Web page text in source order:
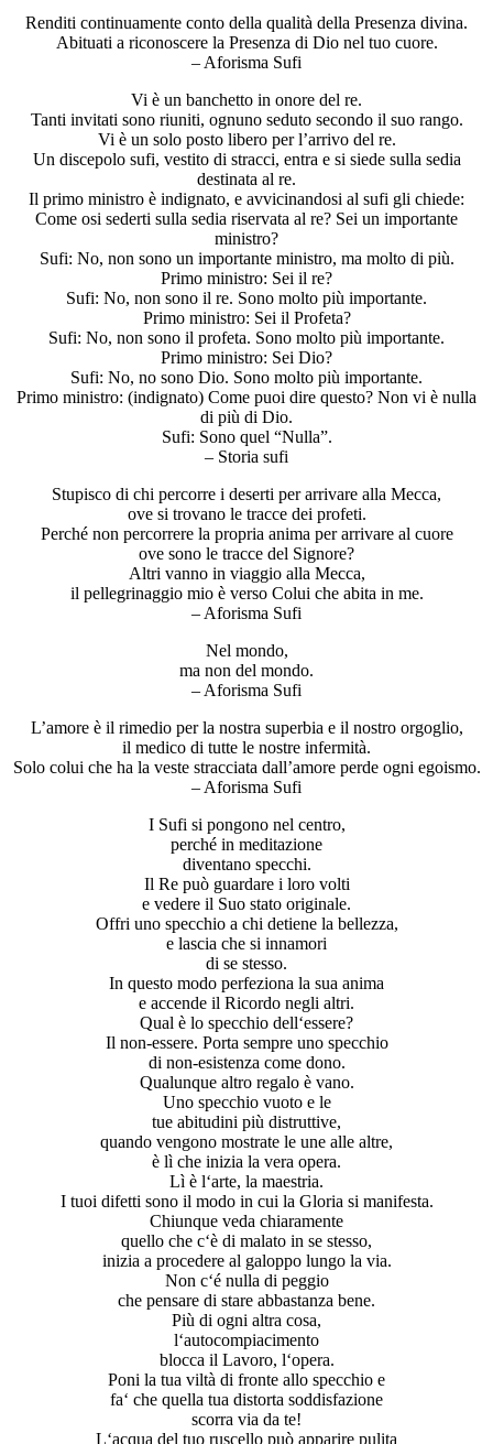
Renditi continuamente conto della qualità della Presenza divina.
Abituati a riconoscere la Presenza di Dio nel tuo cuore.
– Aforisma Sufi
Vi è un banchetto in onore del re.
Tanti invitati sono riuniti, ognuno seduto secondo il suo rango.
Vi è un solo posto libero per l’arrivo del re.
Un discepolo sufi, vestito di stracci, entra e si siede sulla sedia
destinata al re.
Il primo ministro è indignato, e avvicinandosi al sufi gli chiede:
Come osi sederti sulla sedia riservata al re? Sei un importante
ministro?
Sufi: No, non sono un importante ministro, ma molto di più.
Primo ministro: Sei il re?
Sufi: No, non sono il re. Sono molto più importante.
Primo ministro: Sei il Profeta?
Sufi: No, non sono il profeta. Sono molto più importante.
Primo ministro: Sei Dio?
Sufi: No, no sono Dio. Sono molto più importante.
Primo ministro: (indignato) Come puoi dire questo? Non vi è nulla
di più di Dio.
Sufi: Sono quel “Nulla”.
– Storia sufi
Stupisco di chi percorre i deserti per arrivare alla Mecca,
ove si trovano le tracce dei profeti.
Perché non percorrere la propria anima per arrivare al cuore
ove sono le tracce del Signore?
Altri vanno in viaggio alla Mecca,
il pellegrinaggio mio è verso Colui che abita in me.
– Aforisma Sufi
Nel mondo,
ma non del mondo.
– Aforisma Sufi
L’amore è il rimedio per la nostra superbia e il nostro orgoglio,
il medico di tutte le nostre infermità.
Solo colui che ha la veste stracciata dall’amore perde ogni egoismo.
– Aforisma Sufi
I Sufi si pongono nel centro,
perché in meditazione
diventano specchi.
Il Re può guardare i loro volti
e vedere il Suo stato originale.
Offri uno specchio a chi detiene la bellezza,
e lascia che si innamori
di se stesso.
In questo modo perfeziona la sua anima
e accende il Ricordo negli altri.
Qual è lo specchio dell‘essere?
Il non-essere. Porta sempre uno specchio
di non-esistenza come dono.
Qualunque altro regalo è vano.
Uno specchio vuoto e le
tue abitudini più distruttive,
quando vengono mostrate le une alle altre,
è lì che inizia la vera opera.
Lì è l‘arte, la maestria.
I tuoi difetti sono il modo in cui la Gloria si manifesta.
Chiunque veda chiaramente
quello che c‘è di malato in se stesso,
inizia a procedere al galoppo lungo la via.
Non c‘é nulla di peggio
che pensare di stare abbastanza bene.
Più di ogni altra cosa,
l‘autocompiacimento
blocca il Lavoro, l‘opera.
Poni la tua viltà di fronte allo specchio e
fa‘ che quella tua distorta soddisfazione
scorra via da te!
L‘acqua del tuo ruscello può apparire pulita